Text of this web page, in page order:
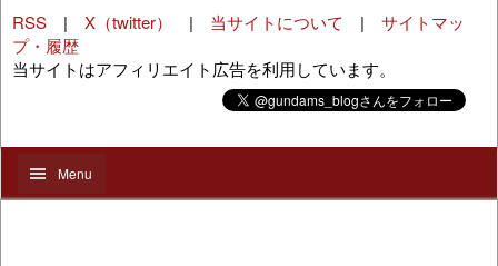
RSS | X（twitter） | 当サイトについて | サイトマッ
プ・履歴
当サイトはアフィリエイト広告を利用しています。
Menu